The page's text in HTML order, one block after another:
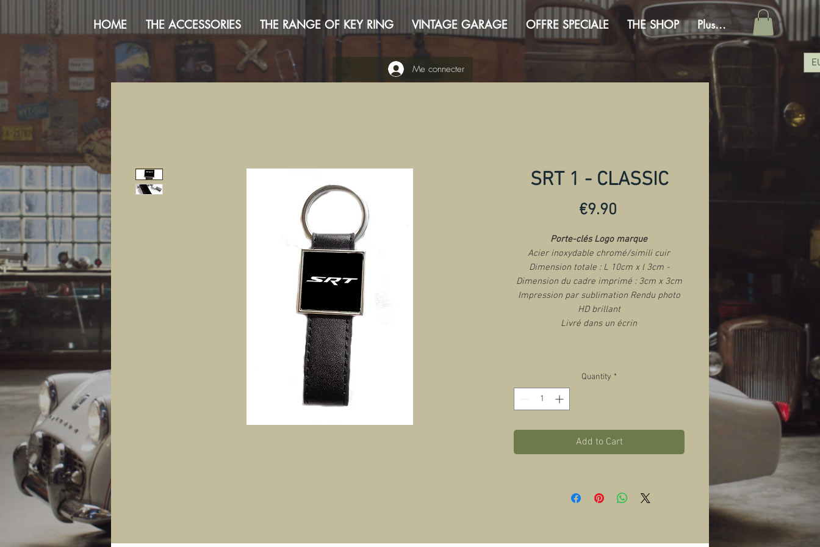
HOME THE ACCESSORIES THE RANGE OF KEY RING VINTAGE GARAGE OFFRE SPECIALE THE SHOP Plus...
Me connecter
SRT 1 - CLASSIC
€9.90Price
Porte-clés Logo marque
Acier inoxydable chromé/simili cuir
Dimension totale : L 10cm x l 3cm -
Dimension du cadre imprimé : 3cm x 3cm
Impression par sublimation Rendu photo
HD brillant
Livré dans un écrin
Quantity *
Add to Cart